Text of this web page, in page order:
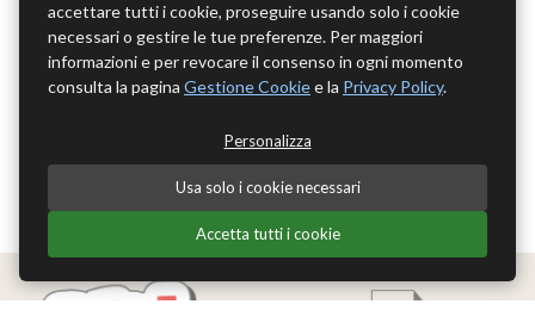
accettare tutti i cookie, proseguire usando solo i cookie
necessari o gestire le tue preferenze. Per maggiori
informazioni e per revocare il consenso in ogni momento
consulta la pagina Gestione Cookiee la Privacy Policy.
Personalizza
Usa solo i cookie necessari
Accetta tutti i cookie